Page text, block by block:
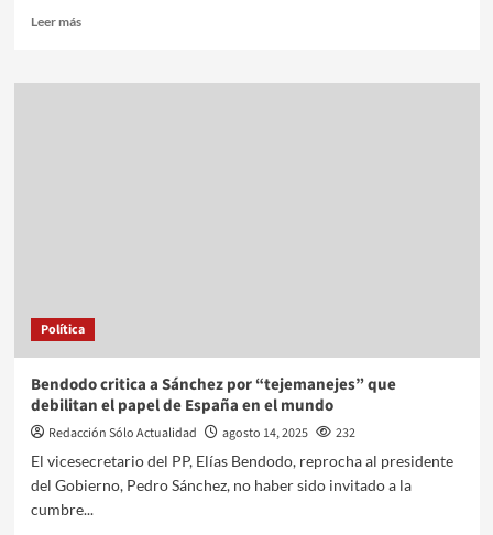
Leer más
Política
Bendodo critica a Sánchez por “tejemanejes” que
debilitan el papel de España en el mundo
Redacción Sólo Actualidad agosto 14, 2025
232
El vicesecretario del PP, Elías Bendodo, reprocha al presidente
del Gobierno, Pedro Sánchez, no haber sido invitado a la
cumbre...